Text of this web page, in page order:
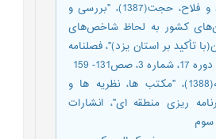
- دهقان زاده، مجید و فلاح، حجت(1387)، "بررسی و
کشور به لحاظ شاخص‌های
بر استان يزد)"، فصلنامه
159
- زیاری، کرامت اله(1388)، "مکتب ها، نظریه ها و
ریزی منطقه ای"، انشارات